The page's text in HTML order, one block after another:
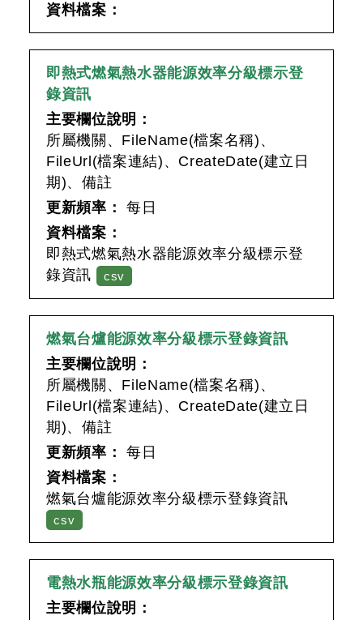
資料檔案：
即熱式燃氣熱水器能源效率分級標示登
錄資訊
主要欄位說明：
所屬機關、FileName(檔案名稱)、
FileUrl(檔案連結)、CreateDate(建立日
期)、備註
更新頻率：
每日
資料檔案：
即熱式燃氣熱水器能源效率分級標示登
錄資訊
csv
燃氣台爐能源效率分級標示登錄資訊
主要欄位說明：
所屬機關、FileName(檔案名稱)、
FileUrl(檔案連結)、CreateDate(建立日
期)、備註
更新頻率：
每日
資料檔案：
燃氣台爐能源效率分級標示登錄資訊
csv
電熱水瓶能源效率分級標示登錄資訊
主要欄位說明：